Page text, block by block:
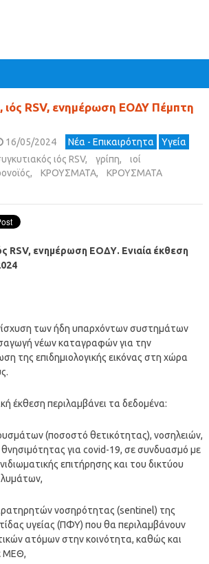
ιός RSV, ενημέρωση ΕΟΔΥ Πέμπτη
16/05/2024 Νέα - Επικαιρότητα
Υγεία
ιός RSV, γρίπη,
ιοί
, ΚΡΟΥΣΜΑΤΑ,
ΚΡΟΥΣΜΑΤΑ
RSV, ενημέρωση ΕΟΔΥ. Ενιαία έκθεση
των ήδη υπαρχόντων συστημάτων
νέων καταγραφών για την
της επιδημιολογικής εικόνας στη χώρα
έκθεση περιλαμβάνει τα δεδομένα:
(ποσοστό θετικότητας), νοσηλειών,
για covid-19, σε συνδυασμό με
επιτήρησης και του δικτύου
νοσηρότητας (sentinel) της
υγείας (ΠΦΥ) που θα περιλαμβάνουν
ατόμων στην κοινότητα, καθώς και
ΜΕΘ,